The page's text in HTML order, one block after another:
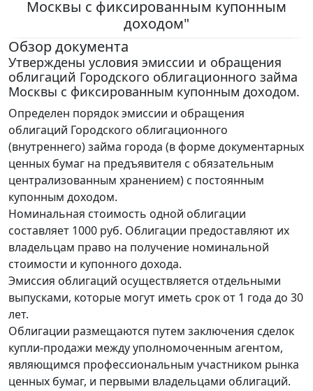
Москвы с фиксированным купонным
доходом"
Обзор документа
Утверждены условия эмиссии и обращения
облигаций Городского облигационного займа
Москвы с фиксированным купонным доходом.
Определен порядок эмиссии и обращения
облигаций Городского облигационного
(внутреннего) займа города (в форме документарных
ценных бумаг на предъявителя с обязательным
централизованным хранением) с постоянным
купонным доходом.
Номинальная стоимость одной облигации
составляет 1000 руб. Облигации предоставляют их
владельцам право на получение номинальной
стоимости и купонного дохода.
Эмиссия облигаций осуществляется отдельными
выпусками, которые могут иметь срок от 1 года до 30
лет.
Облигации размещаются путем заключения сделок
купли-продажи между уполномоченным агентом,
являющимся профессиональным участником рынка
ценных бумаг, и первыми владельцами облигаций.